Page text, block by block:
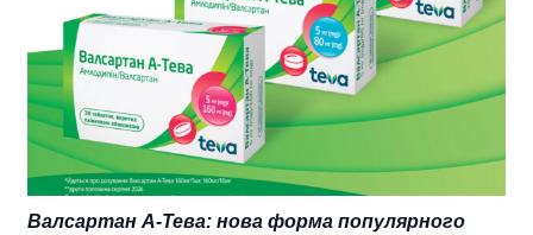
Валсартан А-Тева: нова форма популярного